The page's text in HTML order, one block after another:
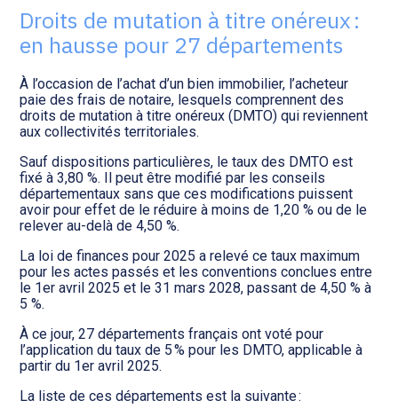
Procédures collectives
Transition numérique
Gérer vos ressources
humaines : SILAE
Droits de mutation à titre onéreux :
en hausse pour 27 départements
À l’occasion de l’achat d’un bien immobilier, l’acheteur
paie des frais de notaire, lesquels comprennent des
droits de mutation à titre onéreux (DMTO) qui reviennent
aux collectivités territoriales.
Sauf dispositions particulières, le taux des DMTO est
fixé à 3,80 %. Il peut être modifié par les conseils
départementaux sans que ces modifications puissent
avoir pour effet de le réduire à moins de 1,20 % ou de le
relever au-delà de 4,50 %.
La loi de finances pour 2025 a relevé ce taux maximum
pour les actes passés et les conventions conclues entre
le 1er avril 2025 et le 31 mars 2028, passant de 4,50 % à
5 %.
À ce jour, 27 départements français ont voté pour
l’application du taux de 5 % pour les DMTO, applicable à
partir du 1er avril 2025.
La liste de ces départements est la suivante :